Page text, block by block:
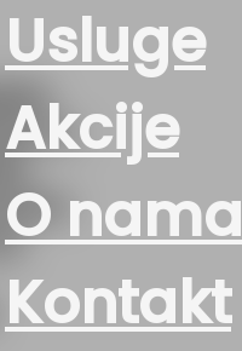
Usluge
Akcije
O nama
Kontakt